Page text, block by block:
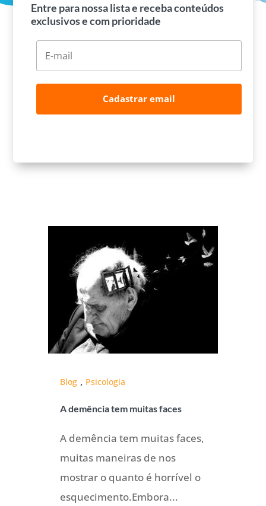
Entre para nossa lista e receba conteúdos
exclusivos e com prioridade
Cadastrar email
Blog , Psicologia
A demência tem muitas faces
A demência tem muitas faces,
muitas maneiras de nos
mostrar o quanto é horrível o
esquecimento.Embora...